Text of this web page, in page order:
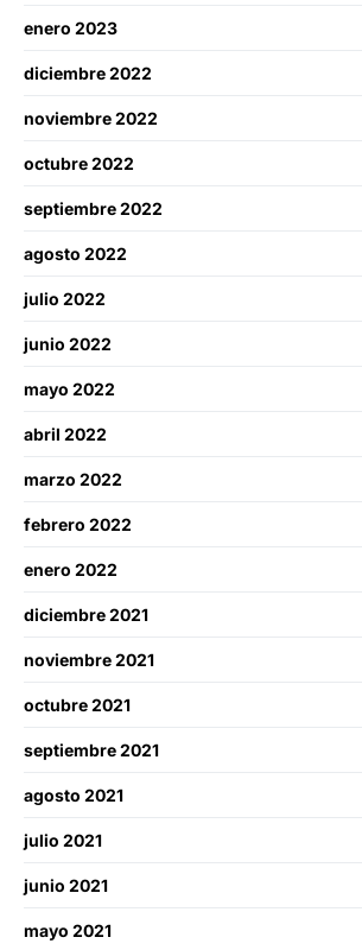
enero 2023
diciembre 2022
noviembre 2022
octubre 2022
septiembre 2022
agosto 2022
julio 2022
junio 2022
mayo 2022
abril 2022
marzo 2022
febrero 2022
enero 2022
diciembre 2021
noviembre 2021
octubre 2021
septiembre 2021
agosto 2021
julio 2021
junio 2021
mayo 2021